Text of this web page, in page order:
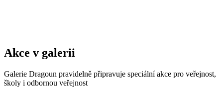
Akce v galerii
Galerie Dragoun pravidelně připravuje speciální akce pro veřejnost,
školy i odbornou veřejnost